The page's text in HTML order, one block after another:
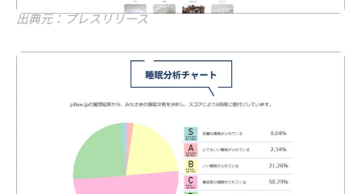
出典元：プレスリリース